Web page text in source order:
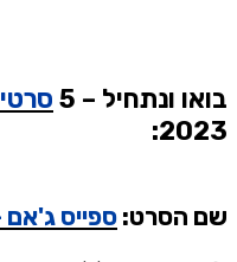
בואו ונתחיל – 5
2023:
שם הסרט: ספייס